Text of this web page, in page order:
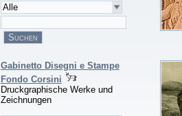
Gabinetto Disegni e Stampe
Fondo Corsini
Druckgraphische Werke und
Zeichnungen